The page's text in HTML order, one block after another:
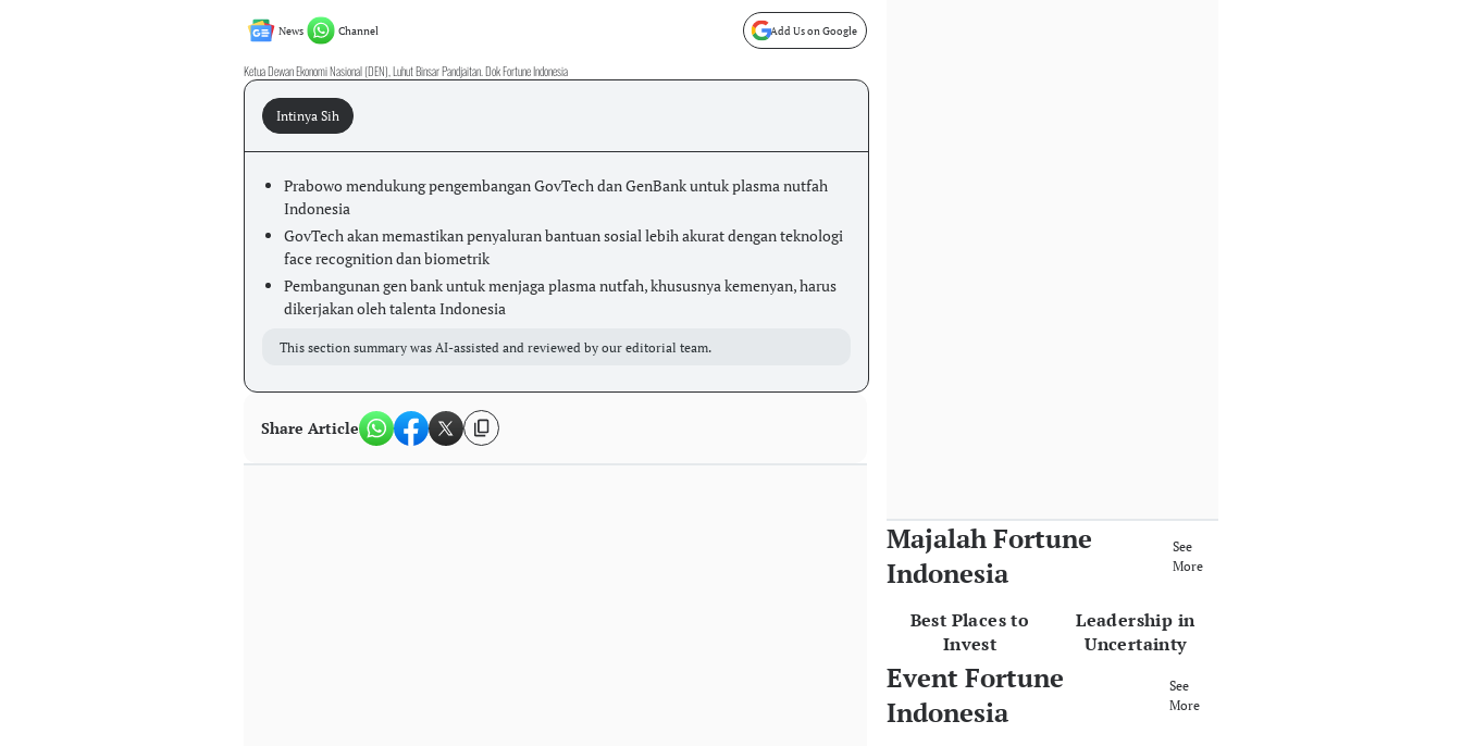
News Channel Add Us on Google
Ketua Dewan Ekonomi Nasional (DEN), Luhut Binsar Pandjaitan. Dok Fortune Indonesia
Intinya Sih
Prabowo mendukung pengembangan GovTech dan GenBank untuk plasma nutfah
Indonesia
GovTech akan memastikan penyaluran bantuan sosial lebih akurat dengan teknologi
face recognition dan biometrik
Pembangunan gen bank untuk menjaga plasma nutfah, khususnya kemenyan, harus
dikerjakan oleh talenta Indonesia
This section summary was AI-assisted and reviewed by our editorial team.
Share Article
Majalah Fortune
Indonesia
See
More
Best Places to
Invest
Leadership in
Uncertainty
Event Fortune
Indonesia
See
More